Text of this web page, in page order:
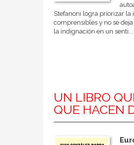
Stefanoni logra priorizar la
comprensibles y no se
la indignación en un senti...
UN LIBRO
QUE HACEN